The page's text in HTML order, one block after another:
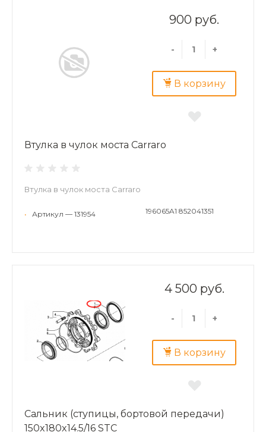
900 руб.
- +
В корзину
Втулка в чулок моста Carraro
Втулка в чулок моста Carraro
• Артикул — 131954 196065A1 852041351
4 500 руб.
- +
В корзину
Сальник (ступицы, бортовой передачи)
150x180x14.5/16 STC